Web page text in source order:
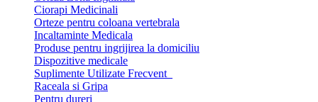
Ciorapi Medicinali
Orteze pentru coloana vertebrala
Incaltaminte Medicala
Produse pentru ingrijirea la domiciliu
Dispozitive medicale
Suplimente Utilizate Frecvent
Raceala si Gripa
Pentru dureri